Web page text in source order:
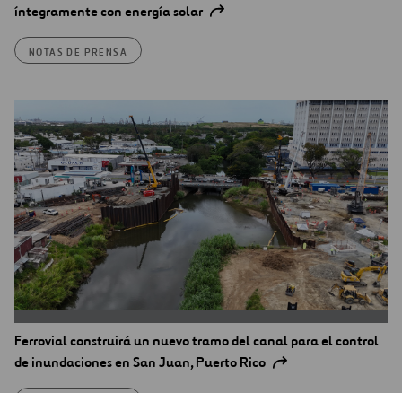
íntegramente con energía solar
NOTAS DE PRENSA
Ferrovial construirá un nuevo tramo del canal para el control
de inundaciones en San Juan, Puerto Rico